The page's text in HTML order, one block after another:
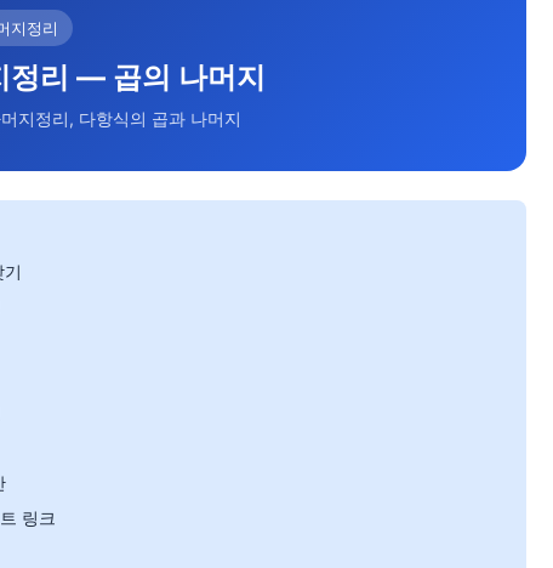
지정리
리 — 곱의 나머지
지정리, 다항식의 곱과 나머지
링크